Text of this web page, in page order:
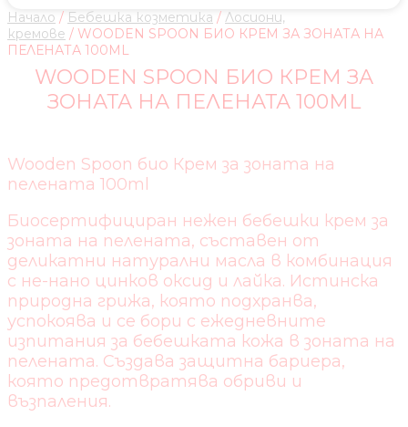
Начало / Бебешка козметика / Лосиони,
кремове / WOODEN SPOON БИО КРЕМ ЗА ЗОНАТА НА
ПЕЛЕНАТА 100ML
WOODEN SPOON БИО КРЕМ ЗА
ЗОНАТА НА ПЕЛЕНАТА 100ML
Wooden Spoon био Крем за зоната на
пелената 100ml
Биосертифициран нежен бебешки крем за
зоната на пелената, съставен от
деликатни натурални масла в комбинация
с не-нано цинков оксид и лайка. Истинска
природна грижа, която подхранва,
успокоява и се бори с ежедневните
изпитания за бебешката кожа в зоната на
пелената. Създава защитна бариера,
която предотвратява обриви и
възпаления.